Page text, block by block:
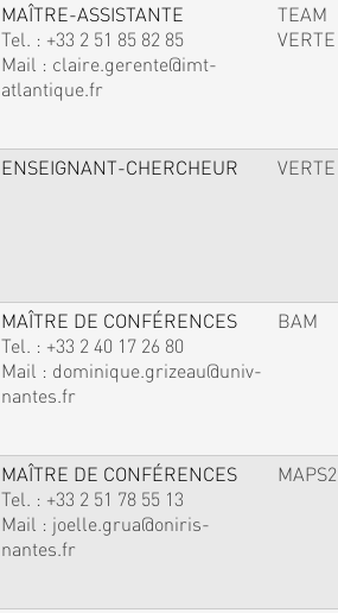
MAÎTRE-ASSISTANTE
Tel. : +33 2 51 85 82 85
Mail : claire.gerente@imt-
atlantique.fr
TEAM
VERTE
ENSEIGNANT-CHERCHEUR VERTE
MAÎTRE DE CONFÉRENCES
Tel. : +33 2 40 17 26 80
Mail : dominique.grizeau@univ-
nantes.fr
BAM
MAÎTRE DE CONFÉRENCES
Tel. : +33 2 51 78 55 13
Mail : joelle.grua@oniris-
nantes.fr
MAPS2